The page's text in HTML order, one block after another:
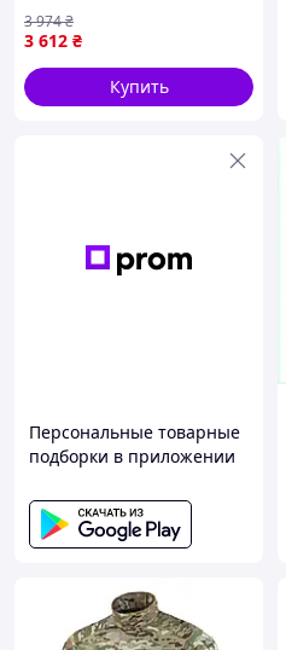
3 612 ₴
3 974₴
Купить
Персональные товарные
подборки в приложении